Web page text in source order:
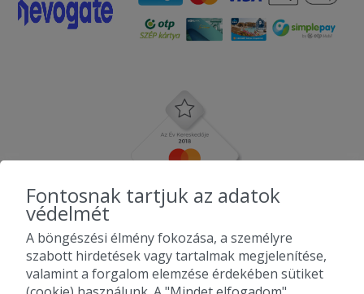
Fontosnak tartjuk az adatok
védelmét
A böngészési élmény fokozása, a személyre
szabott hirdetések vagy tartalmak megjelenítése,
valamint a forgalom elemzése érdekében sütiket